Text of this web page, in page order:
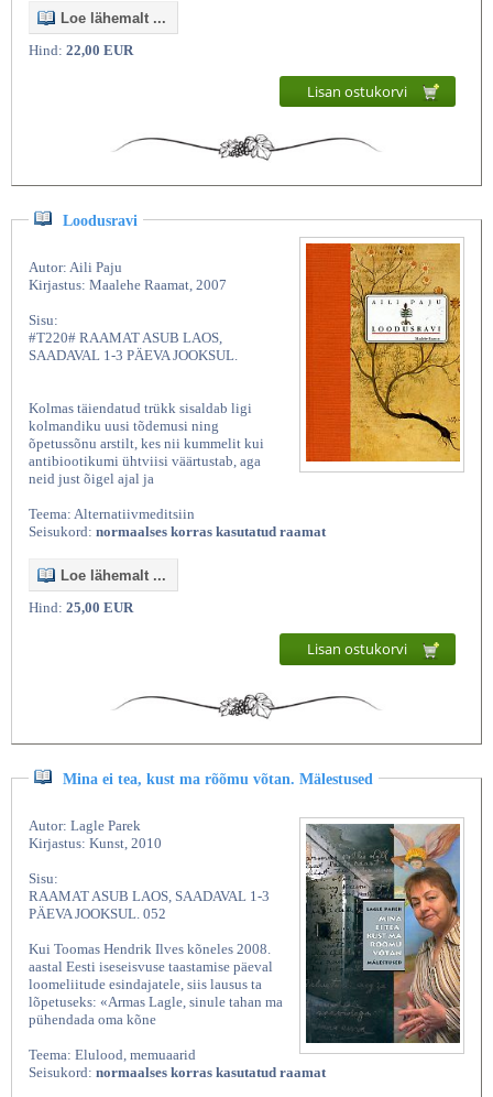
Loe lähemalt ...
Hind: 22,00 EUR
Lisan ostukorvi
Loodusravi
Autor: Aili Paju
Kirjastus: Maalehe Raamat, 2007
Sisu:
#T220# RAAMAT ASUB LAOS,
SAADAVAL 1-3 PÄEVA JOOKSUL.
Kolmas täiendatud trükk sisaldab ligi
kolmandiku uusi tõdemusi ning
õpetussõnu arstilt, kes nii kummelit kui
antibiootikumi ühtviisi väärtustab, aga
neid just õigel ajal ja
Teema: Alternatiivmeditsiin
Seisukord: normaalses korras kasutatud raamat
Loe lähemalt ...
Hind: 25,00 EUR
Lisan ostukorvi
Mina ei tea, kust ma rõõmu võtan. Mälestused
Autor: Lagle Parek
Kirjastus: Kunst, 2010
Sisu:
RAAMAT ASUB LAOS, SAADAVAL 1-3
PÄEVA JOOKSUL. 052
Kui Toomas Hendrik Ilves kõneles 2008.
aastal Eesti iseseisvuse taastamise päeval
loomeliitude esindajatele, siis lausus ta
lõpetuseks: «Armas Lagle, sinule tahan ma
pühendada oma kõne
Teema: Elulood, memuaarid
Seisukord: normaalses korras kasutatud raamat